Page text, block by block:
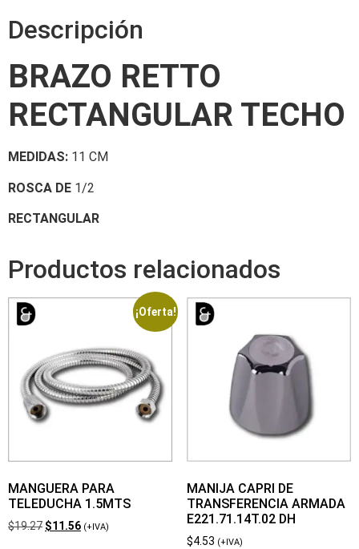
Descripción
BRAZO RETTO
RECTANGULAR TECHO
MEDIDAS: 11 CM
ROSCA DE 1/2
RECTANGULAR
Productos relacionados
¡Oferta!
MANGUERA PARA
TELEDUCHA 1.5MTS
$19.27 $11.56 (+IVA)
MANIJA CAPRI DE
TRANSFERENCIA ARMADA
E221.71.14T.02 DH
$4.53 (+IVA)